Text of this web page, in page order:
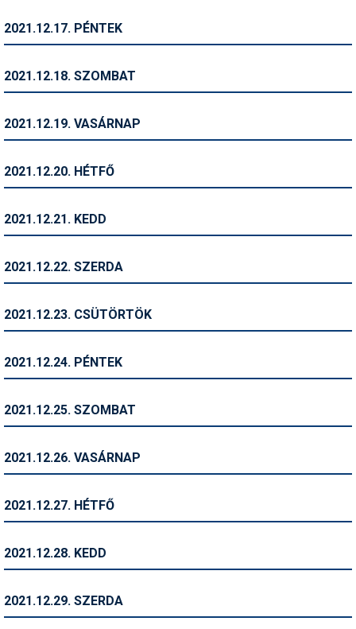
Síszerviz
Snowboard
Szakértők
Telemark
Történelem
Utazási tippek
2021.12.17. PÉNTEK
2021.12.18. SZOMBAT
2021.12.19. VASÁRNAP
2021.12.20. HÉTFŐ
2021.12.21. KEDD
2021.12.22. SZERDA
2021.12.23. CSÜTÖRTÖK
2021.12.24. PÉNTEK
2021.12.25. SZOMBAT
2021.12.26. VASÁRNAP
2021.12.27. HÉTFŐ
2021.12.28. KEDD
2021.12.29. SZERDA